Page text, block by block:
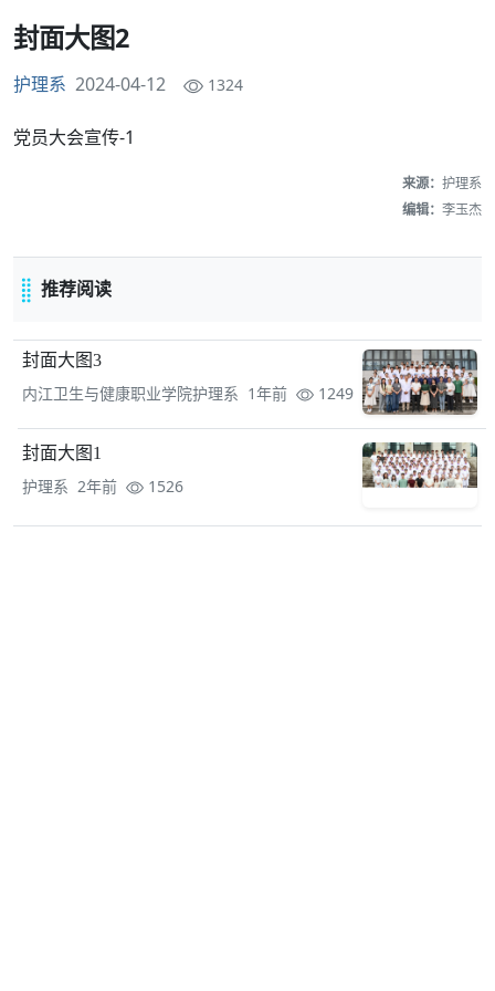
封面大图2
护理系 2024-04-12 1324
党员大会宣传-1
来源： 护理系
编辑： 李玉杰
推荐阅读
封面大图3
内江卫生与健康职业学院护理系 1年前 1249
封面大图1
护理系 2年前 1526